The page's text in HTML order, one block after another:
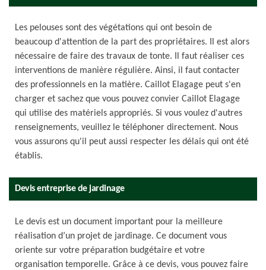
Les pelouses sont des végétations qui ont besoin de
beaucoup d'attention de la part des propriétaires. Il est alors
nécessaire de faire des travaux de tonte. Il faut réaliser ces
interventions de manière régulière. Ainsi, il faut contacter
des professionnels en la matière. Caillot Elagage peut s'en
charger et sachez que vous pouvez convier Caillot Elagage
qui utilise des matériels appropriés. Si vous voulez d'autres
renseignements, veuillez le téléphoner directement. Nous
vous assurons qu'il peut aussi respecter les délais qui ont été
établis.
Devis entreprise de jardinage
Le devis est un document important pour la meilleure
réalisation d’un projet de jardinage. Ce document vous
oriente sur votre préparation budgétaire et votre
organisation temporelle. Grâce à ce devis, vous pouvez faire